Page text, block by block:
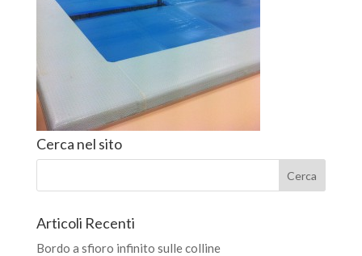
Cerca nel sito
Articoli Recenti
Bordo a sfioro infinito sulle colline